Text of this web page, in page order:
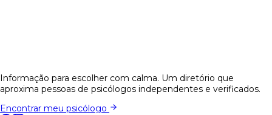
Informação para escolher com calma. Um diretório que
aproxima pessoas de psicólogos independentes e verificados.
Encontrar meu psicólogo